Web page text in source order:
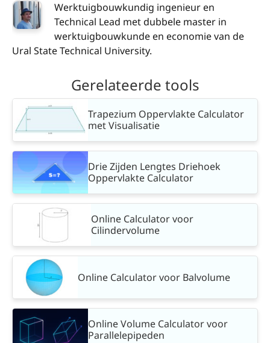
Werktuigbouwkundig ingenieur en
Technical Lead met dubbele master in
werktuigbouwkunde en economie van de
Ural State Technical University.
Gerelateerde tools
Trapezium Oppervlakte Calculator
met Visualisatie
Drie Zijden Lengtes Driehoek
Oppervlakte Calculator
Online Calculator voor
Cilindervolume
Online Calculator voor Balvolume
Online Volume Calculator voor
Parallelepipeden